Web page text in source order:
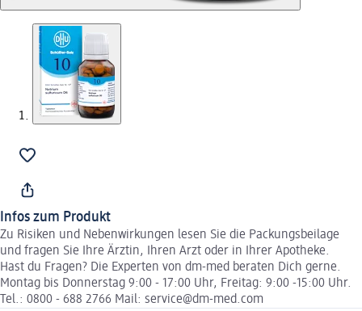
Infos zum Produkt
Zu Risiken und Nebenwirkungen lesen Sie die Packungsbeilage
und fragen Sie Ihre Ärztin, Ihren Arzt oder in Ihrer Apotheke.
Hast du Fragen? Die Experten von dm-med beraten Dich gerne.
Montag bis Donnerstag 9:00 - 17:00 Uhr, Freitag: 9:00 -15:00 Uhr.
Tel.: 0800 - 688 2766 Mail: service@dm-med.com